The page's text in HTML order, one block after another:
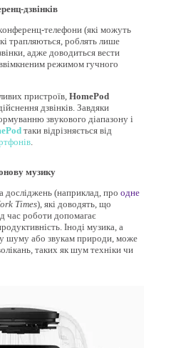
дзвінків
телефони (які можуть
трапляються, роблять лише
адже доводиться вести
режимом гучного
пристроїв, HomePod
дзвінків. Завдяки
звукового діапазону і
таки відрізняється від
.
музику
досліджень (наприклад, про одне
Times), які доводять, що
час роботи допомагає
Іноді музика, а
шуму або звукам природи, може
таких як шум техніки чи